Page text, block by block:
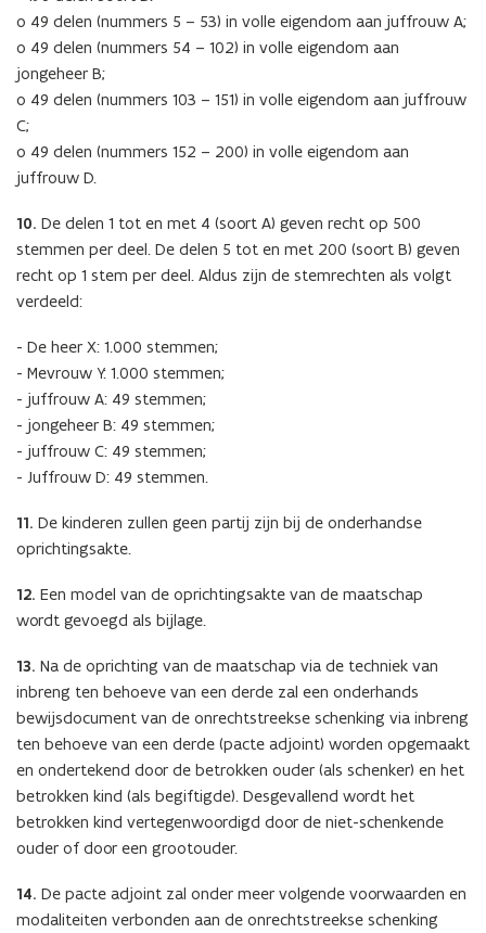
o 49 delen (nummers 5 – 53) in volle eigendom aan juffrouw A;
o 49 delen (nummers 54 – 102) in volle eigendom aan
jongeheer B;
o 49 delen (nummers 103 – 151) in volle eigendom aan juffrouw
C;
o 49 delen (nummers 152 – 200) in volle eigendom aan
juffrouw D.
10. De delen 1 tot en met 4 (soort A) geven recht op 500
stemmen per deel. De delen 5 tot en met 200 (soort B) geven
recht op 1 stem per deel. Aldus zijn de stemrechten als volgt
verdeeld:
- De heer X: 1.000 stemmen;
- Mevrouw Y: 1.000 stemmen;
- juffrouw A: 49 stemmen;
- jongeheer B: 49 stemmen;
- juffrouw C: 49 stemmen;
- Juffrouw D: 49 stemmen.
11. De kinderen zullen geen partij zijn bij de onderhandse
oprichtingsakte.
12. Een model van de oprichtingsakte van de maatschap
wordt gevoegd als bijlage.
13. Na de oprichting van de maatschap via de techniek van
inbreng ten behoeve van een derde zal een onderhands
bewijsdocument van de onrechtstreekse schenking via inbreng
ten behoeve van een derde (pacte adjoint) worden opgemaakt
en ondertekend door de betrokken ouder (als schenker) en het
betrokken kind (als begiftigde). Desgevallend wordt het
betrokken kind vertegenwoordigd door de niet-schenkende
ouder of door een grootouder.
14. De pacte adjoint zal onder meer volgende voorwaarden en
modaliteiten verbonden aan de onrechtstreekse schenking